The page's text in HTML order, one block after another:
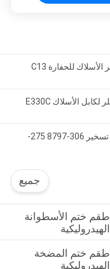
كاتربيلر 354-0048 354-0048 محرك تسخير الأسلاك للحفارة C13
تسخير أسلاك المحرك 230-6279 من كاتربيلر لكابل الأسلاك E330C
حفارة CAT 336D E336D الخارجية الأسلاك تسخير 306-8797 275-
جميع
طقم ختم الأسطوانة
الهيدروليكية
طقم ختم المضخة
الهيدروليكية